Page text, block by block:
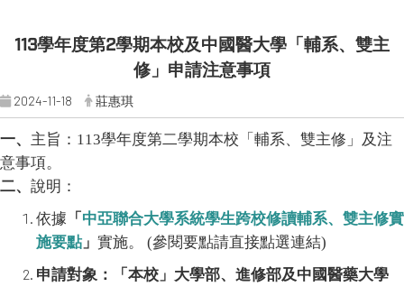
113學年度第2學期本校及中國醫大學「輔系、雙主
修」申請注意事項
2024-11-18 莊惠琪
一、 主旨：113學年度第二學期本校「輔系、雙主修」及注
意事項。
二、 說明：
依據 「 中亞聯合大學系統學生跨校修讀輔系、雙主修實
施要點 」 實施。 (參閱要點請直接點選連結)
申請對象：「本校」大學部、進修部及中國醫藥大學